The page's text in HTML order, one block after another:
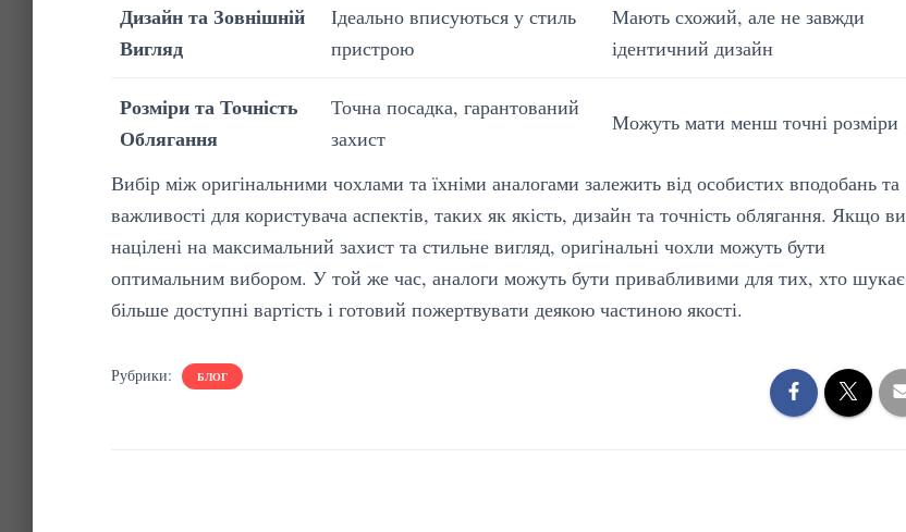
Дизайн та Зовнішній
Вигляд
Ідеально вписуються у стиль
пристрою
Мають схожий, але не завжди
ідентичний дизайн
Розміри та Точність
Облягання
Точна посадка, гарантований
захист
Можуть мати менш точні розміри
Вибір між оригінальними чохлами та їхніми аналогами залежить від особистих вподобань та
важливості для користувача аспектів, таких як якість, дизайн та точність облягання. Якщо ви
націлені на максимальний захист та стильне вигляд, оригінальні чохли можуть бути
оптимальним вибором. У той же час, аналоги можуть бути привабливими для тих, хто шукає
більше доступні вартість і готовий пожертвувати деякою частиною якості.
Рубрики: БЛОГ